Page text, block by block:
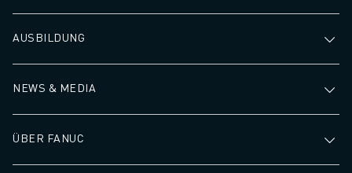
AUSBILDUNG
NEWS & MEDIA
ÜBER FANUC